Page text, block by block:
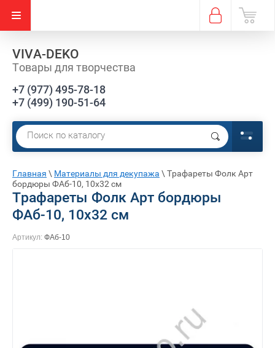
VIVA-DEKO
Товары для творчества
+7 (977) 495-78-18
+7 (499) 190-51-64
Главная \ Материалы для декупажа \ Трафареты Фолк Арт
бордюры ФАб-10, 10х32 см
Трафареты Фолк Арт бордюры
ФАб-10, 10х32 см
Артикул: ФАб-10